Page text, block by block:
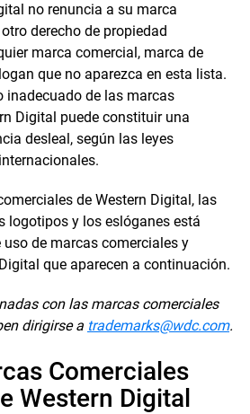
no renuncia a su marca
derecho de propiedad
marca comercial, marca de
que no aparezca en esta lista.
inadecuado de las marcas
Digital puede constituir una
desleal, según las leyes
de Western Digital, las
logotipos y los eslóganes está
de marcas comerciales y
que aparecen a continuación.
con las marcas comerciales
dirigirse a trademarks@wdc.com.
Comerciales
Western Digital